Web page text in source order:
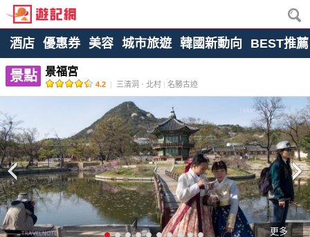
酒店 優惠券 美容 城市旅遊 韓國新動向 BEST推薦
景點 景福宮
4.2 | 三清洞ㆍ北村 | 名勝古迹
更多